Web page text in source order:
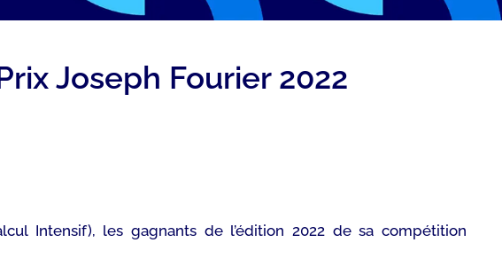
Joseph Fourier 2022
Intensif), les gagnants de l’édition 2022 de sa compétition